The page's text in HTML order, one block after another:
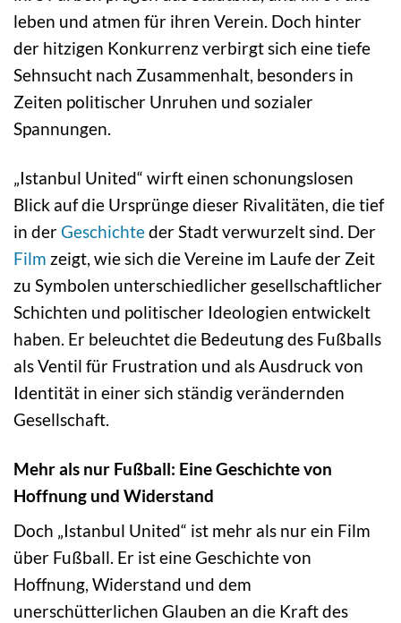
leben und atmen für ihren Verein. Doch hinter
der hitzigen Konkurrenz verbirgt sich eine tiefe
Sehnsucht nach Zusammenhalt, besonders in
Zeiten politischer Unruhen und sozialer
Spannungen.
„Istanbul United“ wirft einen schonungslosen
Blick auf die Ursprünge dieser Rivalitäten, die tief
in derGeschichteder Stadt verwurzelt sind. Der
Film zeigt, wie sich die Vereine im Laufe der Zeit
zu Symbolen unterschiedlicher gesellschaftlicher
Schichten und politischer Ideologien entwickelt
haben. Er beleuchtet die Bedeutung des Fußballs
als Ventil für Frustration und als Ausdruck von
Identität in einer sich ständig verändernden
Gesellschaft.
Mehr als nur Fußball: Eine Geschichte von
Hoffnung und Widerstand
Doch „Istanbul United“ ist mehr als nur ein Film
über Fußball. Er ist eine Geschichte von
Hoffnung, Widerstand und dem
unerschütterlichen Glauben an die Kraft des